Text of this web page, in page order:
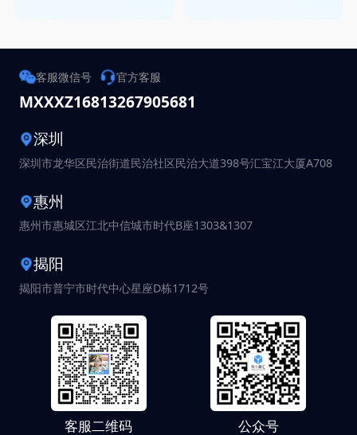
客服微信号
MXXXZ168
官方客服
13267905681
深圳
深圳市龙华区民治街道民治社区民治大道398号汇宝江大厦A708
惠州
惠州市惠城区江北中信城市时代B座1303&1307
揭阳
揭阳市普宁市时代中心星座D栋1712号
客服二维码 公众号